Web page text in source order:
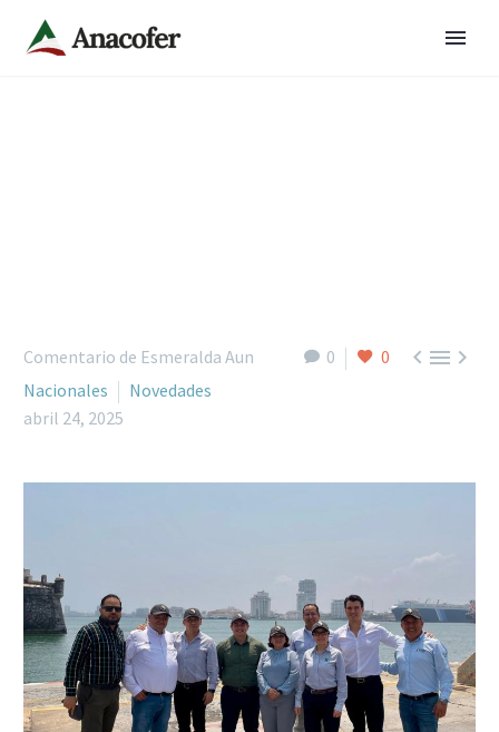
0 0 
Comentario de Esmeralda Aun
Nacionales
Novedades
abril 24, 2025